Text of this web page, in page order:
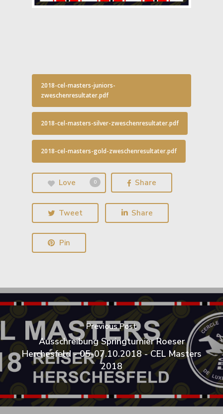
2018-cel-masters-juniors-
zweschenresultater.pdf
2018-cel-masters-silver-zweschenresultater.pdf
2018-cel-masters-gold-zweschenresultater.pdf
Love 0 Share
Tweet Share
Pin
Previous Post
Ausschreibung Springturnier Roeser
Herchesfeld - 05-07.10.2018 - CEL Masters
2018